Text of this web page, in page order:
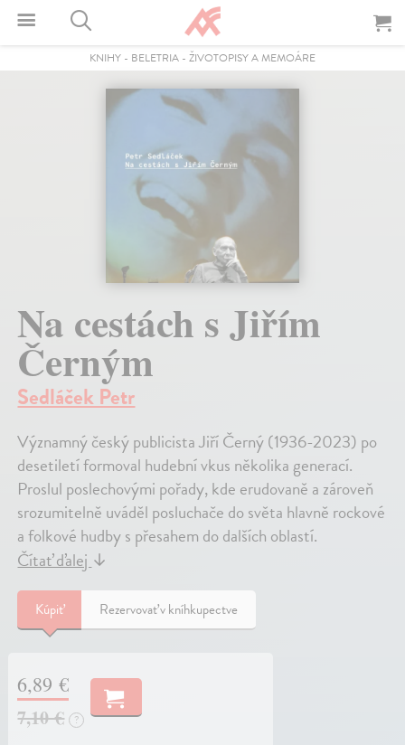
KNIHY - BELETRIA - ŽIVOTOPISY A MEMOÁRE
Na cestách s Jiřím
Černým
Sedláček Petr
Významný český publicista Jiří Černý (1936-2023) po
desetiletí formoval hudební vkus několika generací.
Proslul poslechovými pořady, kde erudovaně a zároveň
srozumitelně uváděl posluchače do světa hlavně rockové
a folkové hudby s přesahem do dalších oblastí.
Čítať ďalej ↓
Kúpiť Rezervovať v kníhkupectve
6,89 €
7,10 €
?